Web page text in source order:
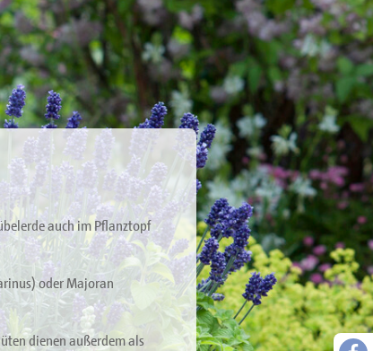
auch im Pflanztopf
oder Majoran
dienen außerdem als